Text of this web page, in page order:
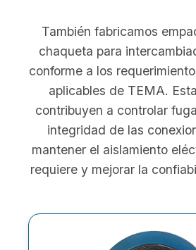
También fabricamos
chaqueta para
conforme a los
aplicables de TEMA.
contribuyen a controlar
integridad de las
mantener el aislamiento
requiere y mejorar la